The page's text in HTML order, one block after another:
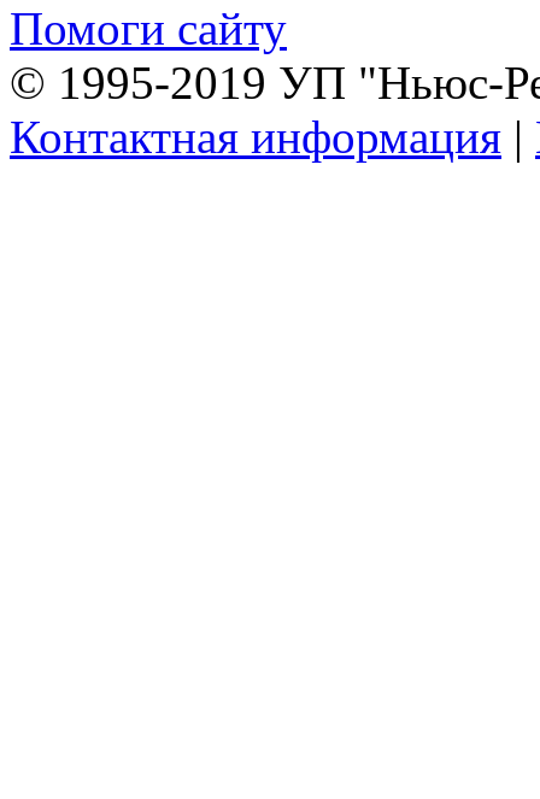
Помоги сайту
© 1995-2019 УП "Ньюс-
Контактная информация |